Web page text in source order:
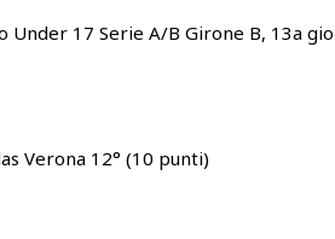
Under 17 Serie A/B Girone B, 13a
Verona 12° (10 punti)